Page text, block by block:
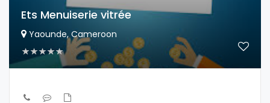
Ets Menuiserie vitrée
Yaounde, Cameroon